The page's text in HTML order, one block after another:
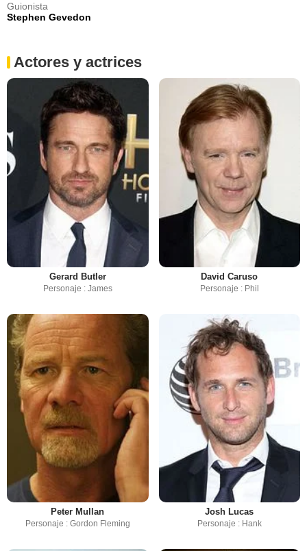
Guionista
Stephen Gevedon
Actores y actrices
Gerard Butler
Personaje : James
David Caruso
Personaje : Phil
Peter Mullan
Personaje : Gordon Fleming
Josh Lucas
Personaje : Hank